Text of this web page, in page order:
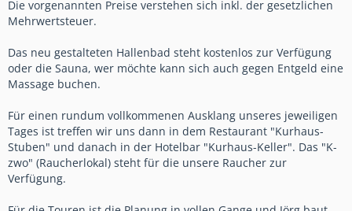
Die vorgenannten Preise verstehen sich inkl. der gesetzlichen
Mehrwertsteuer.
Das neu gestalteten Hallenbad steht kostenlos zur Verfügung
oder die Sauna, wer möchte kann sich auch gegen Entgeld eine
Massage buchen.
Für einen rundum vollkommenen Ausklang unseres jeweiligen
Tages ist treffen wir uns dann in dem Restaurant "Kurhaus-
Stuben" und danach in der Hotelbar "Kurhaus-Keller". Das "K-
zwo" (Raucherlokal) steht für die unsere Raucher zur
Verfügung.